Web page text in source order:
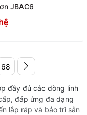
JBAC6
68
đầy đủ các dòng linh
đáp ứng đa dạng
lắp ráp và bảo trì sản